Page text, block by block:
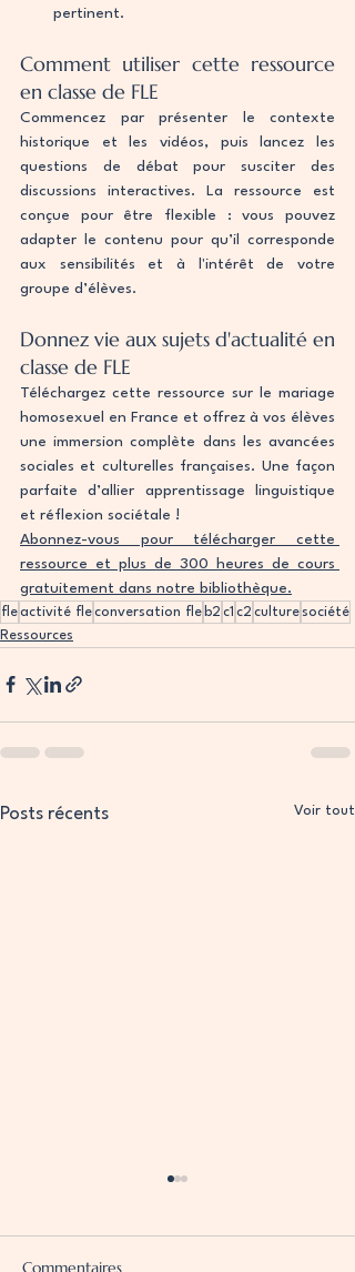
pertinent.
Comment utiliser cette ressource
en classe de FLE
Commencez par présenter le contexte
historique et les vidéos, puis lancez les
questions de débat pour susciter des
discussions interactives. La ressource est
conçue pour être flexible : vous pouvez
adapter le contenu pour qu’il corresponde
aux sensibilités et à l'intérêt de votre
groupe d’élèves.
Donnez vie aux sujets d'actualité en
classe de FLE
Téléchargez cette ressource sur le mariage
homosexuel en France et offrez à vos élèves
une immersion complète dans les avancées
sociales et culturelles françaises. Une façon
parfaite d’allier apprentissage linguistique
et réflexion sociétale !
Abonnez-vous pour télécharger cette
ressource et plus de 300 heures de cours
gratuitement dans notre bibliothèque.
fleactivité fleconversation fle b2 c1 c2 culturesociété
Ressources
Posts récents Voir tout
Commentaires